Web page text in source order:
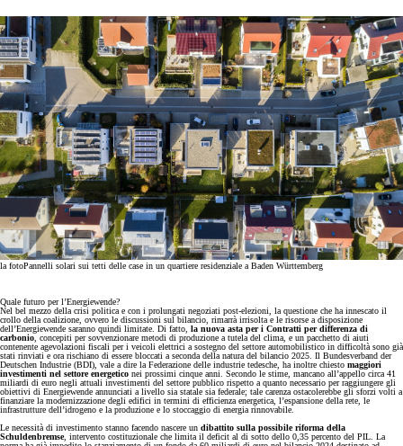
la fotoPannelli solari sui tetti delle case in un quartiere residenziale a Baden Württemberg
Quale futuro per l’Energiewende?
Nel bel mezzo della crisi politica e con i prolungati negoziati post-elezioni, la questione che ha innescato il
crollo della coalizione, ovvero le discussioni sul bilancio, rimarrà irrisolta e le risorse a disposizione
dell’Energiewende saranno quindi limitate. Di fatto, la nuova asta per i Contratti per differenza di
carbonio , concepiti per sovvenzionare metodi di produzione a tutela del clima, e un pacchetto di aiuti
contenente agevolazioni fiscali per i veicoli elettrici a sostegno del settore automobilistico in difficoltà sono già
stati rinviati e ora rischiano di essere bloccati a seconda della natura del bilancio 2025. Il Bundesverband der
Deutschen Industrie (BDI), vale a dire la Federazione delle industrie tedesche, ha inoltre chiesto maggiori
investimenti nel settore energetico nei prossimi cinque anni. Secondo le stime, mancano all’appello circa 41
miliardi di euro negli attuali investimenti del settore pubblico rispetto a quanto necessario per raggiungere gli
obiettivi di Energiewende annunciati a livello sia statale sia federale; tale carenza ostacolerebbe gli sforzi volti a
finanziare la modernizzazione degli edifici in termini di efficienza energetica, l’espansione della rete, le
infrastrutture dell’idrogeno e la produzione e lo stoccaggio di energia rinnovabile.
Le necessità di investimento stanno facendo nascere un dibattito sulla possibile riforma della
Schuldenbremse, intervento costituzionale che limita il deficit al di sotto dello 0,35 percento del PIL. La